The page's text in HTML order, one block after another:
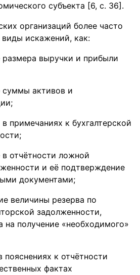
субъекта [6, с. 36].
организаций более часто
виды искажений, как:
размера выручки и прибыли
суммы активов и
примечаниях к бухгалтерской
отчётности ложной
и её подтверждение
документами;
величины резерва по
задолженности,
на получение «необходимого»
пояснениях к отчётности
фактах